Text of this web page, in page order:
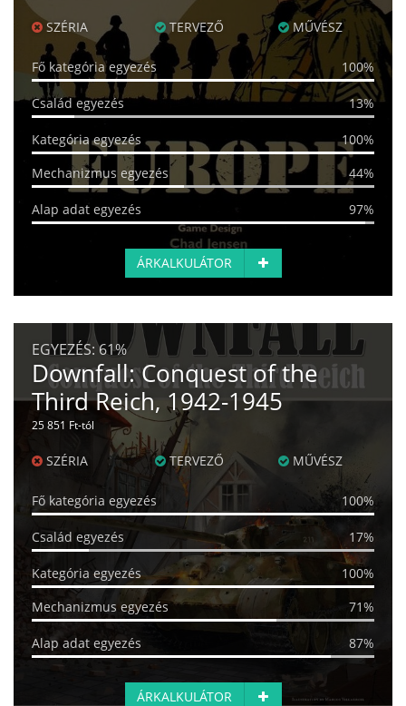
SZÉRIA TERVEZŐ MŰVÉSZ
Fő kategória egyezés 100%
Család egyezés 13%
Kategória egyezés
100%
Mechanizmus egyezés
44%
Alap adat egyezés 97%
ÁRKALKULÁTOR
EGYEZÉS:61%
Downfall: Conquest of the
Third Reich, 1942-1945
25 851 Ft-tól
SZÉRIA TERVEZŐ MŰVÉSZ
Fő kategória egyezés 100%
Család egyezés 17%
Kategória egyezés
100%
Mechanizmus egyezés
71%
Alap adat egyezés 87%
ÁRKALKULÁTOR